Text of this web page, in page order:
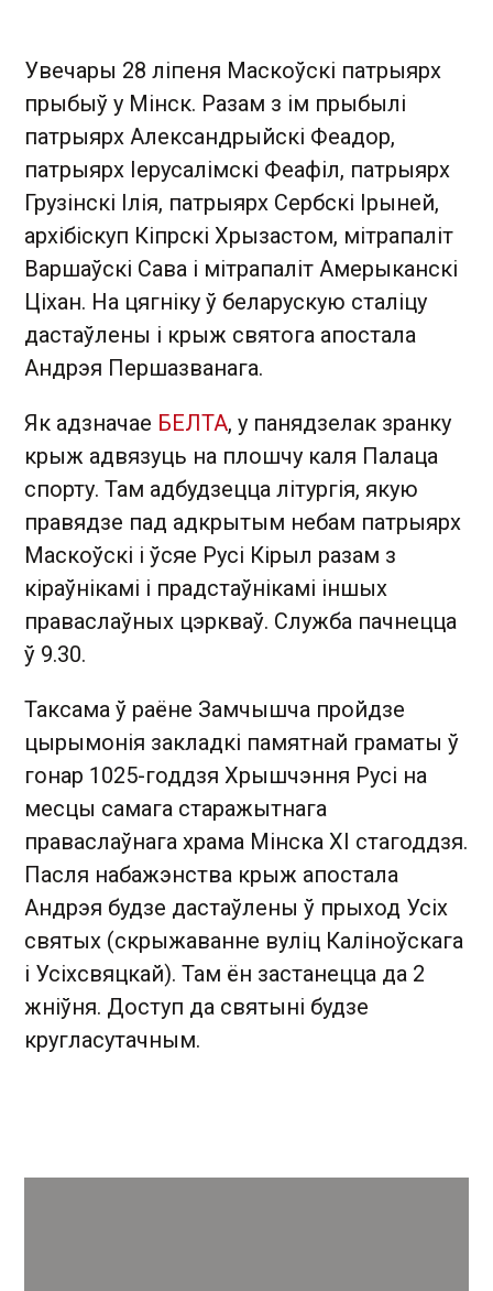
Увечары 28 ліпеня Маскоўскі патрыярх
прыбыў у Мінск. Разам з ім прыбылі
патрыярх Александрыйскі Феадор,
патрыярх Іерусалімскі Феафіл, патрыярх
Грузінскі Ілія, патрыярх Сербскі Ірыней,
архібіскуп Кіпрскі Хрызастом, мітрапаліт
Варшаўскі Сава і мітрапаліт Амерыканскі
Ціхан. На цягніку ў беларускую сталіцу
дастаўлены і крыж святога апостала
Андрэя Першазванага.
Як адзначае БЕЛТА, у панядзелак зранку
крыж адвязуць на плошчу каля Палаца
спорту. Там адбудзецца літургія, якую
правядзе пад адкрытым небам патрыярх
Маскоўскі і ўсяе Русі Кірыл разам з
кіраўнікамі і прадстаўнікамі іншых
праваслаўных цэркваў. Служба пачнецца
ў 9.30.
Таксама ў раёне Замчышча пройдзе
цырымонія закладкі памятнай граматы ў
гонар 1025-годдзя Хрышчэння Русі на
месцы самага старажытнага
праваслаўнага храма Мінска XI стагоддзя.
Пасля набажэнства крыж апостала
Андрэя будзе дастаўлены ў прыход Усіх
святых (скрыжаванне вуліц Каліноўскага
і Усіхсвяцкай). Там ён застанецца да 2
жніўня. Доступ да святыні будзе
кругласутачным.